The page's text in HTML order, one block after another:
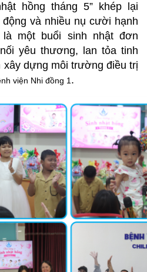
hồng tháng 5” khép lại
và nhiều nụ cười hạnh
một buổi sinh nhật đơn
yêu thương, lan tỏa tinh
xây dựng môi trường điều trị
viện Nhi đồng 1.